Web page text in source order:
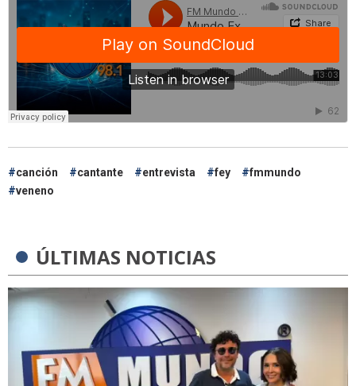
canción cantante entrevista fey
fmmundo
veneno
ÚLTIMAS NOTICIAS